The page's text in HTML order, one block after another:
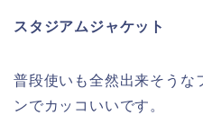
スタジアムジャケット
普段使いも全然出来そうな
ンでカッコいいです。